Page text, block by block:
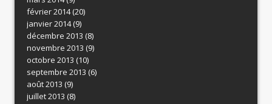
février 2014(20)
janvier 2014(9)
décembre 2013 (8)
novembre 2013 (9)
octobre 2013 (10)
septembre 2013 (6)
août 2013 (9)
juillet 2013 (8)